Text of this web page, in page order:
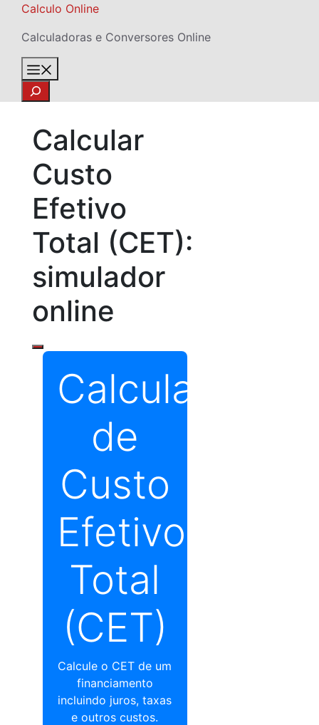
Skip
content
Calculo Online
Calculadoras e Conversores Online
Search
Calcular
Custo
Efetivo
Total (CET):
simulador
online
Calculadora
de
Custo
Efetivo
Total
(CET)
Calcule o CET de um
financiamento
incluindo juros, taxas
e outros custos.